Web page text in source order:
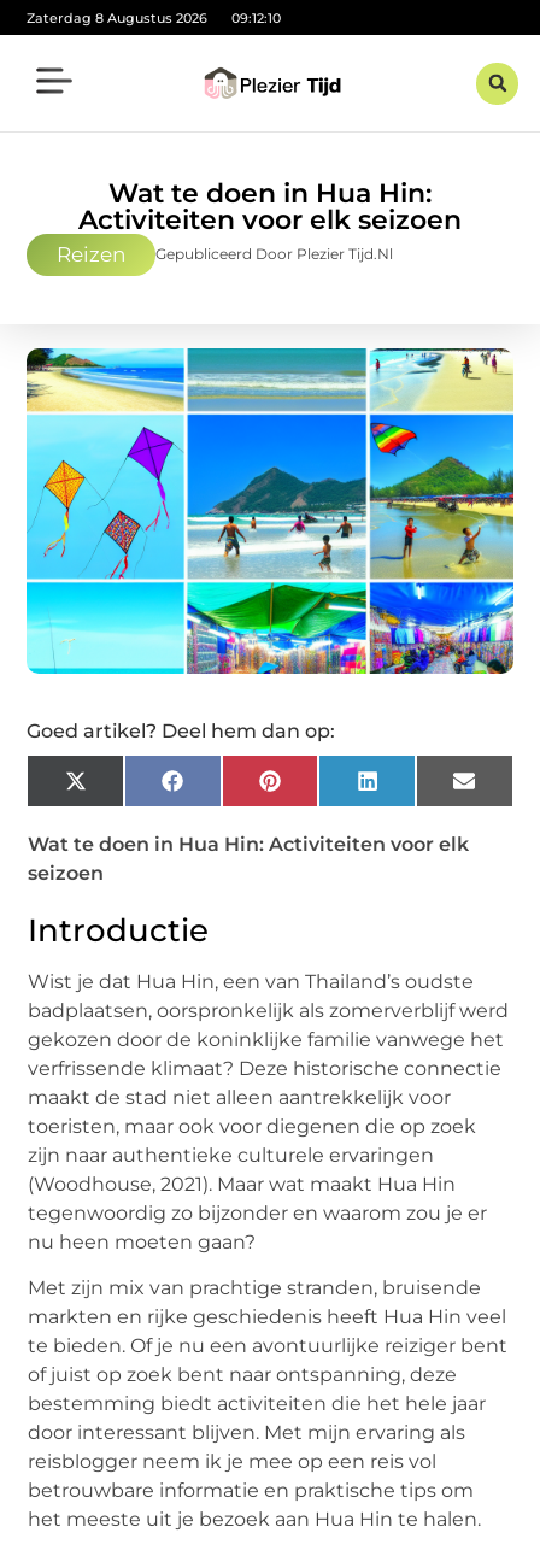
Zaterdag 8 Augustus 2026 09:12:12
Wat te doen in Hua Hin:
Activiteiten voor elk seizoen
Reizen Gepubliceerd Door Plezier Tijd.nl
Goed artikel? Deel hem dan op:
X
(Twitter)
FacebookPinterestLinkedInEmail
Wat te doen in Hua Hin: Activiteiten voor elk
seizoen
Introductie
Wist je dat Hua Hin, een van Thailand’s oudste
badplaatsen, oorspronkelijk als zomerverblijf werd
gekozen door de koninklijke familie vanwege het
verfrissende klimaat? Deze historische connectie
maakt de stad niet alleen aantrekkelijk voor
toeristen, maar ook voor diegenen die op zoek
zijn naar authentieke culturele ervaringen
(Woodhouse, 2021). Maar wat maakt Hua Hin
tegenwoordig zo bijzonder en waarom zou je er
nu heen moeten gaan?
Met zijn mix van prachtige stranden, bruisende
markten en rijke geschiedenis heeft Hua Hin veel
te bieden. Of je nu een avontuurlijke reiziger bent
of juist op zoek bent naar ontspanning, deze
bestemming biedt activiteiten die het hele jaar
door interessant blijven. Met mijn ervaring als
reisblogger neem ik je mee op een reis vol
betrouwbare informatie en praktische tips om
het meeste uit je bezoek aan Hua Hin te halen.